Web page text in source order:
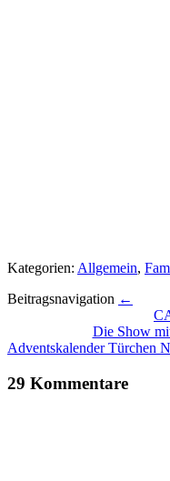
Kategorien: Allgemein,
Beitragsnavigation ←
Die Show
Adventskalender Türchen
29 Kommentare